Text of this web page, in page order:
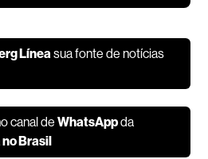
Líneasua fonte de notícias
canal deWhatsAppda
Brasil